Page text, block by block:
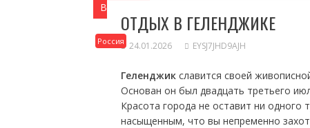
Вы здесь
Россия
ОТДЫХ В ГЕЛЕНДЖИКЕ
24.01.2026 EYSJ7JHD9AJH
Геленджикславится своей
Основан он был двадцать третьего
Красота города не оставит ни одного
насыщенным, что вы непременно